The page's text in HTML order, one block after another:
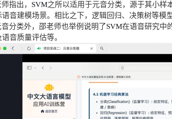
指出， SVM之所以适用于元音分类，源于其小样
语音建模场景。相比之下，逻辑回归、决策树等模
音分类外，邵老师也举例说明了SVM在语音研究中
音质量评估等。